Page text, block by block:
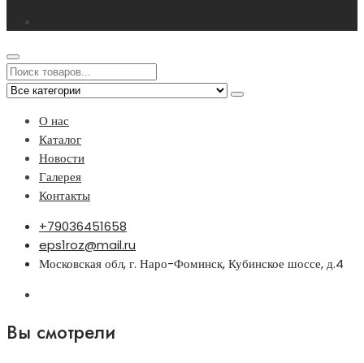
О нас
Каталог
Новости
Галерея
Контакты
+79036451658
eps1roz@mail.ru
Московская обл, г. Наро-Фоминск, Кубинское шоссе, д.4
Вы смотрели